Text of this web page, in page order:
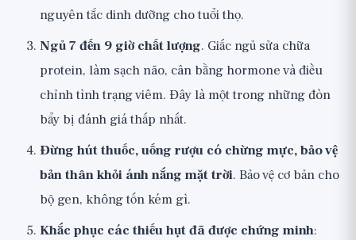
nguyên tắc dinh dưỡng cho tuổi thọ.
Ngủ 7 đến 9 giờ chất lượng. Giấc ngủ sửa chữa
protein, làm sạch não, cân bằng hormone và điều
chỉnh tình trạng viêm. Đây là một trong những đòn
bẩy bị đánh giá thấp nhất.
Đừng hút thuốc, uống rượu có chừng mực, bảo vệ
bản thân khỏi ánh nắng mặt trời. Bảo vệ cơ bản cho
bộ gen, không tốn kém gì.
Khắc phục các thiếu hụt đã được chứng minh: